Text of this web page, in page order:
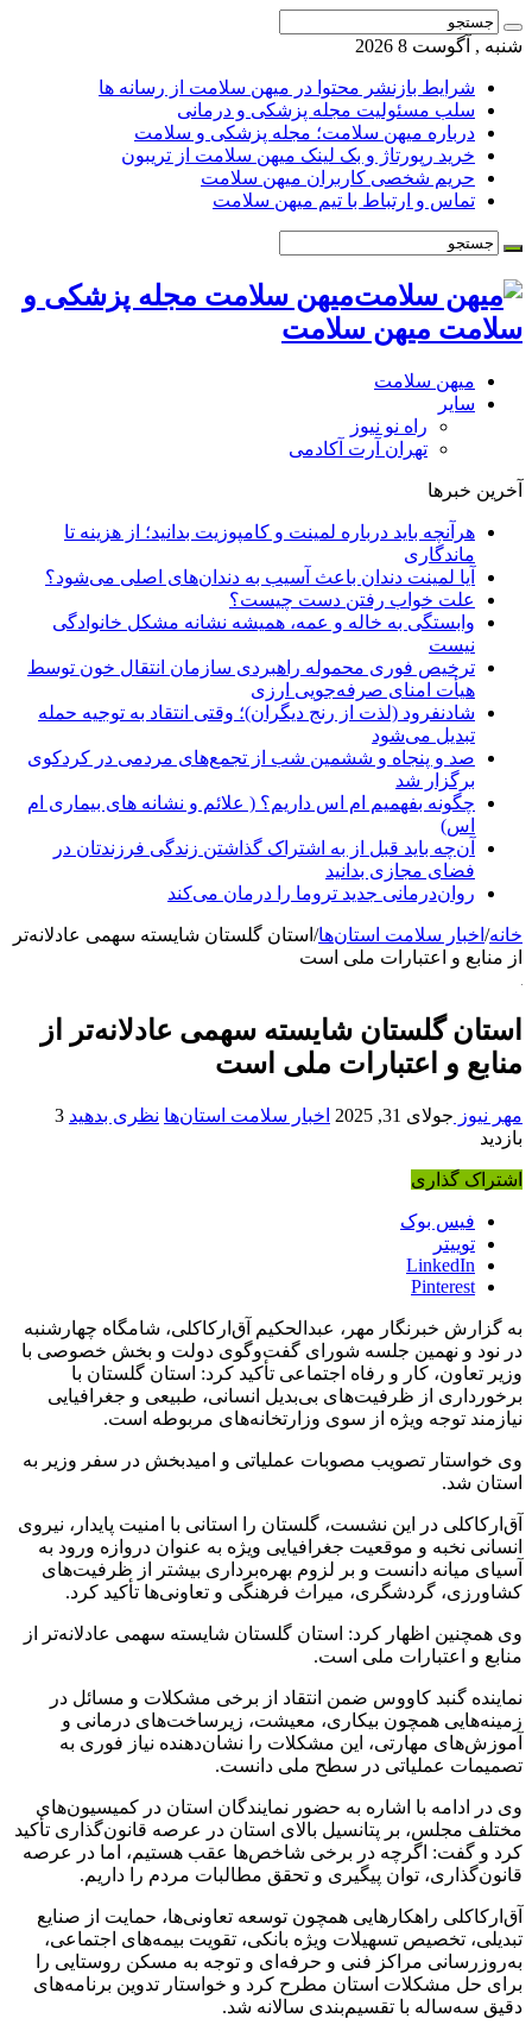
شنبه , آگوست 8 2026
شرایط بازنشر محتوا در میهن سلامت از رسانه ها
سلب مسئولیت مجله پزشکی و درمانی
درباره میهن سلامت؛ مجله پزشکی و سلامت
خرید رپورتاژ و بک لینک میهن سلامت از تریبون
حریم شخصی کاربران میهن سلامت
تماس و ارتباط با تیم میهن سلامت
میهن سلامت مجله پزشکی و
سلامت میهن سلامت
میهن سلامت
سایر
راه نو نیوز
تهران آرت آکادمی
آخرین خبرها
هرآنچه باید درباره لمینت و کامپوزیت بدانید؛ از هزینه تا
ماندگاری
آیا لمینت دندان باعث آسیب به دندان‌های اصلی می‌شود؟
علت خواب رفتن دست چیست؟
وابستگی به خاله و عمه، همیشه نشانه مشکل خانوادگی
نیست
ترخیص فوری محموله راهبردی سازمان انتقال خون توسط
هیأت امنای صرفه‌جویی ارزی
شادنفرود (لذت از رنج دیگران)؛ وقتی انتقاد به توجیه حمله
تبدیل می‌شود
صد و پنجاه‌ و ششمین شب از تجمع‌های مردمی در کردکوی
برگزار شد
چگونه بفهمیم ام اس داریم؟ ( علائم و نشانه های بیماری ام
اس)
آن‌چه باید قبل از به اشتراک گذاشتن زندگی فرزندتان در
فضای مجازی بدانید
روان‌درمانی جدید تروما را درمان می‌کند
خانه/ اخبار سلامت استان‌ها/ استان گلستان شایسته سهمی عادلانه‌تر
از منابع و اعتبارات ملی است
استان گلستان شایسته سهمی عادلانه‌تر از
منابع و اعتبارات ملی است
مهر نیوز جولای 31, 2025 اخبار سلامت استان‌ها نظری بدهید 3
بازدید
اشتراک گذاری
فیس بوک
توییتر
LinkedIn
Pinterest
به گزارش خبرنگار مهر، عبدالحکیم آق‌ارکاکلی، شامگاه چهارشنبه
در نود و نهمین جلسه شورای گفت‌وگوی دولت و بخش خصوصی با
وزیر تعاون، کار و رفاه اجتماعی تأکید کرد: استان گلستان با
برخورداری از ظرفیت‌های بی‌بدیل انسانی، طبیعی و جغرافیایی
نیازمند توجه ویژه از سوی وزارتخانه‌های مربوطه است.
وی خواستار تصویب مصوبات عملیاتی و امیدبخش در سفر وزیر به
استان شد.
آق‌ارکاکلی در این نشست، گلستان را استانی با امنیت پایدار، نیروی
انسانی نخبه و موقعیت جغرافیایی ویژه به عنوان دروازه ورود به
آسیای میانه دانست و بر لزوم بهره‌برداری بیشتر از ظرفیت‌های
کشاورزی، گردشگری، میراث فرهنگی و تعاونی‌ها تأکید کرد.
وی همچنین اظهار کرد: استان گلستان شایسته سهمی عادلانه‌تر از
منابع و اعتبارات ملی است.
نماینده گنبد کاووس ضمن انتقاد از برخی مشکلات و مسائل در
زمینه‌هایی همچون بیکاری، معیشت، زیرساخت‌های درمانی و
آموزش‌های مهارتی، این مشکلات را نشان‌دهنده نیاز فوری به
تصمیمات عملیاتی در سطح ملی دانست.
وی در ادامه با اشاره به حضور نمایندگان استان در کمیسیون‌های
مختلف مجلس، بر پتانسیل بالای استان در عرصه قانون‌گذاری تأکید
کرد و گفت: اگرچه در برخی شاخص‌ها عقب هستیم، اما در عرصه
قانون‌گذاری، توان پیگیری و تحقق مطالبات مردم را داریم.
آق‌ارکاکلی راهکارهایی همچون توسعه تعاونی‌ها، حمایت از صنایع
تبدیلی، تخصیص تسهیلات ویژه بانکی، تقویت بیمه‌های اجتماعی،
به‌روزرسانی مراکز فنی و حرفه‌ای و توجه به مسکن روستایی را
برای حل مشکلات استان مطرح کرد و خواستار تدوین برنامه‌های
دقیق سه‌ساله با تقسیم‌بندی سالانه شد.